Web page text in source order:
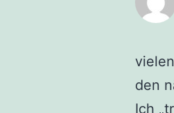
den
Ich